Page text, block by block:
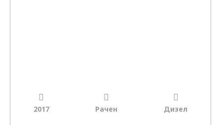
2017 Рачен Дизел